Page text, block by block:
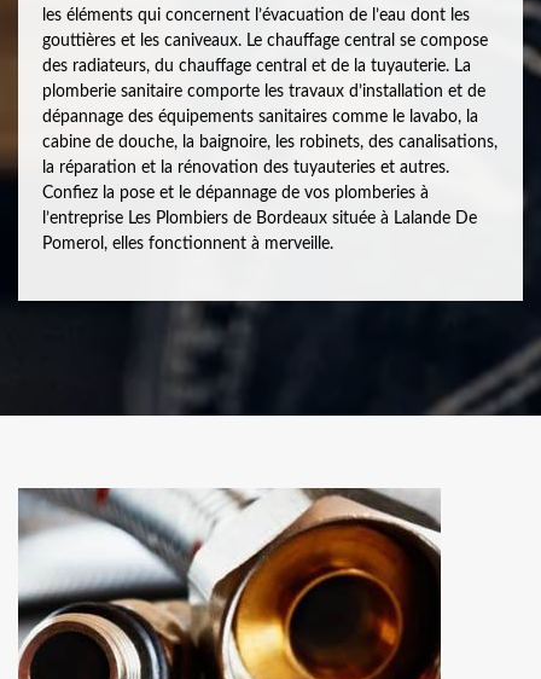
les éléments qui concernent l’évacuation de l’eau dont les
gouttières et les caniveaux. Le chauffage central se compose
des radiateurs, du chauffage central et de la tuyauterie. La
plomberie sanitaire comporte les travaux d’installation et de
dépannage des équipements sanitaires comme le lavabo, la
cabine de douche, la baignoire, les robinets, des canalisations,
la réparation et la rénovation des tuyauteries et autres.
Confiez la pose et le dépannage de vos plomberies à
l’entreprise Les Plombiers de Bordeaux située à Lalande De
Pomerol, elles fonctionnent à merveille.